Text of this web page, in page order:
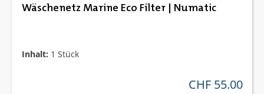
Wäschenetz Marine Eco Filter | Numatic
Inhalt: 1 Stück
regulärer preis:
CHF 55.00